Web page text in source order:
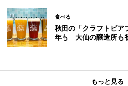
食べる
秋田の「クラフトビア
年も 大仙の醸造所も
もっと見る